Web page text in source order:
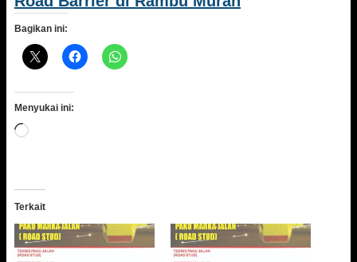
Bagikan ini:
Menyukai ini:
Memuat...
Terkait